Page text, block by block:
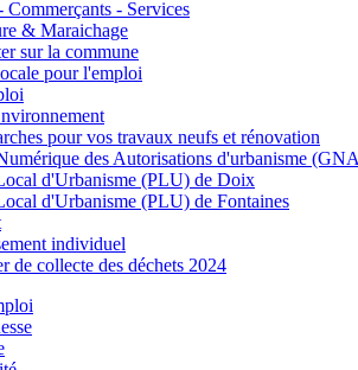
Commerçants - Services
& Maraichage
sur la commune
pour l'emploi
pour vos travaux neufs et rénovation
des Autorisations d'urbanisme
d'Urbanisme (PLU) de Doix
d'Urbanisme (PLU) de Fontaines
individuel
de collecte des déchets 2024